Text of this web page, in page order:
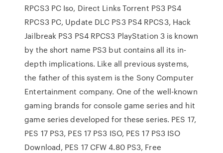
RPCS3 PC Iso, Direct Links Torrent PS3 PS4
RPCS3 PC, Update DLC PS3 PS4 RPCS3, Hack
Jailbreak PS3 PS4 RPCS3 PlayStation 3 is known
by the short name PS3 but contains all its in-
depth implications. Like all previous systems,
the father of this system is the Sony Computer
Entertainment company. One of the well-known
gaming brands for console game series and hit
game series developed for these series. PES 17,
PES 17 PS3, PES 17 PS3 ISO, PES 17 PS3 ISO
Download, PES 17 CFW 4.80 PS3, Free